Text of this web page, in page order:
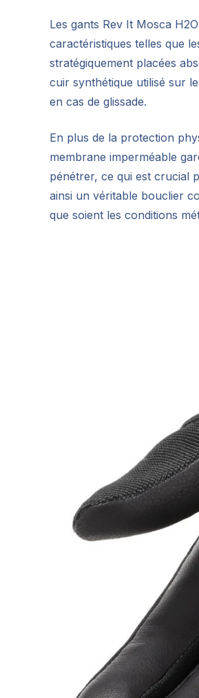
Les gants Rev It Mosca
caractéristiques telles que
stratégiquement placées
cuir synthétique utilisé sur
en cas de glissade.
En plus de la protection
membrane imperméable
pénétrer, ce qui est crucial
ainsi un véritable bouclier
que soient les conditions